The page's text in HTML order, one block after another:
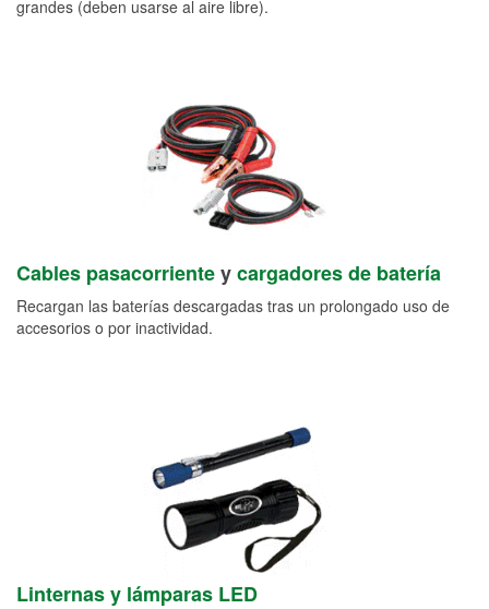
grandes (deben usarse al aire libre).
Cables pasacorrienteycargadores de batería
Recargan las baterías descargadas tras un prolongado uso de
accesorios o por inactividad.
Linternas y lámparas LED